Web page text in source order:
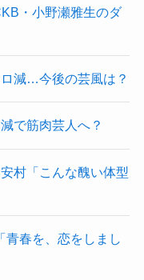
・小野瀬雅生のダ
減…今後の芸風は？
で筋肉芸人へ？
村「こんな醜い体型
青春を、恋をしまし